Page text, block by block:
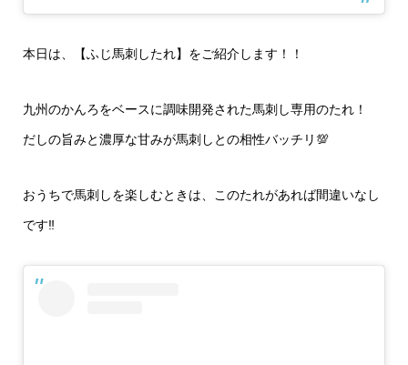
本日は、【ふじ馬刺したれ】をご紹介します！！
九州のかんろをベースに調味開発された馬刺し専用のたれ！
だしの旨みと濃厚な甘みが馬刺しとの相性バッチリ💯
おうちで馬刺しを楽しむときは、このたれがあれば間違いなし
です‼️